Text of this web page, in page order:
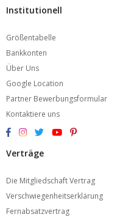
Institutionell
Größentabelle
Bankkonten
Über Uns
Google Location
Partner Bewerbungsformular
Kontaktiere uns
Verträge
Die Mitgliedschaft Vertrag
Verschwiegenheitserklärung
Fernabsatzvertrag